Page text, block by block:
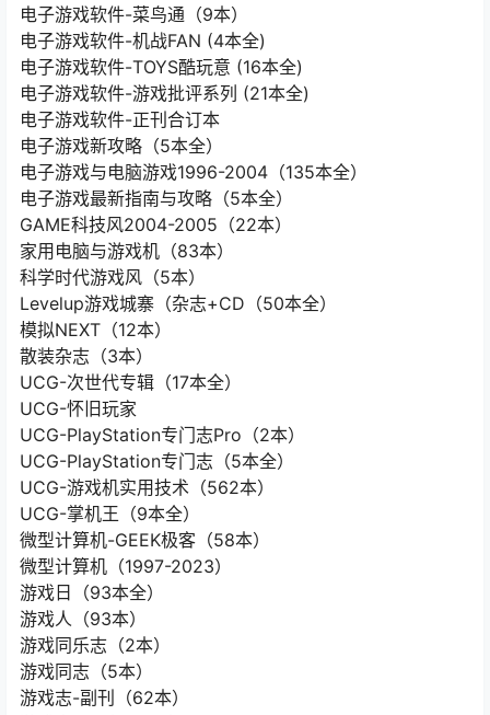
电子游戏软件-菜鸟通（9本）
电子游戏软件-机战FAN (4本全)
电子游戏软件-TOYS酷玩意 (16本全)
电子游戏软件-游戏批评系列 (21本全)
电子游戏软件-正刊合订本
电子游戏新攻略（5本全）
电子游戏与电脑游戏1996-2004（135本全）
电子游戏最新指南与攻略（5本全）
GAME科技风2004-2005（22本）
家用电脑与游戏机（83本）
科学时代游戏风（5本）
Levelup游戏城寨（杂志+CD（50本全）
模拟NEXT（12本）
散装杂志（3本）
UCG-次世代专辑（17本全）
UCG-怀旧玩家
UCG-PlayStation专门志Pro（2本）
UCG-PlayStation专门志（5本全）
UCG-游戏机实用技术（562本）
UCG-掌机王（9本全）
微型计算机-GEEK极客（58本）
微型计算机（1997-2023）
游戏日（93本全）
游戏人（93本）
游戏同乐志（2本）
游戏同志（5本）
游戏志-副刊（62本）